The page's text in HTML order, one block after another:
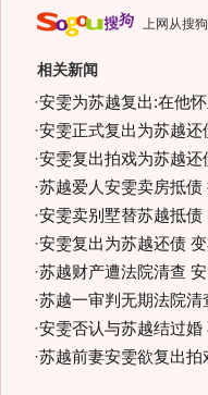
上网从搜
相关新闻
·安雯为苏越复出:在他
·安雯正式复出为苏越
·安雯复出拍戏为苏越还
·苏越爱人安雯卖房抵
·安雯卖别墅替苏越抵
·安雯复出为苏越还债
·苏越财产遭法院清查
·苏越一审判无期法院清
·安雯否认与苏越结过婚
·苏越前妻安雯欲复出